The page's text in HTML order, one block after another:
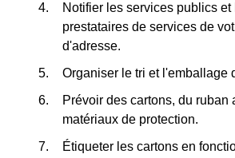
Notifier les services publics et
prestataires de services de
d'adresse.
Organiser le tri et l'emballage
Prévoir des cartons, du ruban
matériaux de protection.
Étiqueter les cartons en